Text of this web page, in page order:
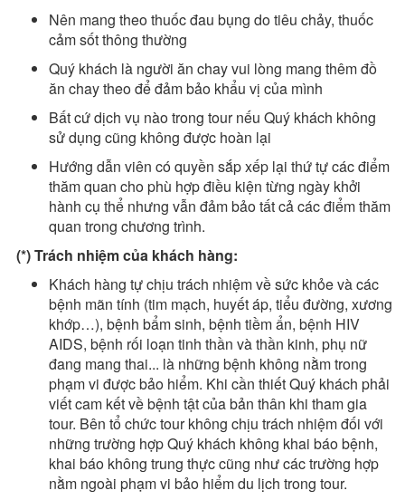
Nên mang theo thuốc đau bụng do tiêu chảy, thuốc
cảm sốt thông thường
Quý khách là người ăn chay vui lòng mang thêm đồ
ăn chay theo để đảm bảo khẩu vị của mình
Bất cứ dịch vụ nào trong tour nếu Quý khách không
sử dụng cũng không được hoàn lại
Hướng dẫn viên có quyền sắp xếp lại thứ tự các điểm
thăm quan cho phù hợp điều kiện từng ngày khởi
hành cụ thể nhưng vẫn đảm bảo tất cả các điểm thăm
quan trong chương trình.
(*) Trách nhiệm của khách hàng:
Khách hàng tự chịu trách nhiệm về sức khỏe và các
bệnh mãn tính (tim mạch, huyết áp, tiểu đường, xương
khớp…), bệnh bẩm sinh, bệnh tiềm ẩn, bệnh HIV
AIDS, bệnh rối loạn tinh thần và thần kinh, phụ nữ
đang mang thai... là những bệnh không nằm trong
phạm vi được bảo hiểm. Khi cần thiết Quý khách phải
viết cam kết về bệnh tật của bản thân khi tham gia
tour. Bên tổ chức tour không chịu trách nhiệm đối với
những trường hợp Quý khách không khai báo bệnh,
khai báo không trung thực cũng như các trường hợp
nằm ngoài phạm vi bảo hiểm du lịch trong tour.